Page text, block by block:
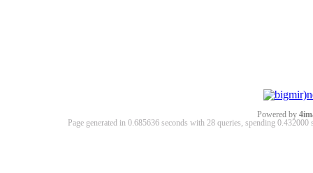
Powered by
Page generated in 0.685636 seconds with 28 queries, spending